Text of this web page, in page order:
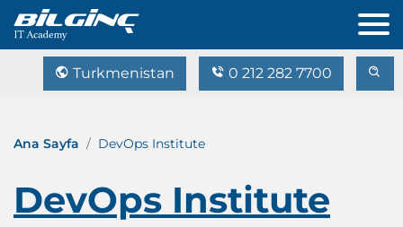
Turkmenistan 0 212 282 7700
Ana Sayfa DevOps Institute
DevOps Institute